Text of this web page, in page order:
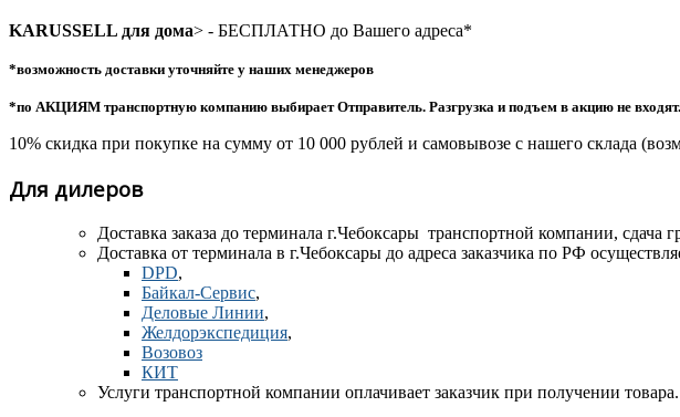
KARUSSELL для дома> - БЕСПЛАТНО до Вашего адреса*
*возможность доставки уточняйте у наших менеджеров
*по АКЦИЯМ транспортную компанию выбирает Отправитель. Разгрузка и подъем в акцию не входят.
10% скидка при покупке на сумму от 10 000 рублей и самовывозе с нашего склада
Для дилеров
Доставка заказа до терминала г.Чебоксары транспортной компании, сдача
Доставка от терминала в г.Чебоксары до адреса заказчика по РФ
DPD,
Байкал-Сервис,
Деловые Линии,
Желдорэкспедиция,
Возовоз
КИТ
Услуги транспортной компании оплачивает заказчик при получении товара.